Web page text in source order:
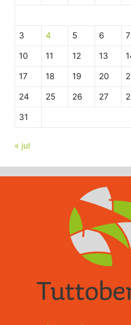
3 4 5 6 7
10 11 12 13
17 18 19 20
24 25 26 27
31
« jul